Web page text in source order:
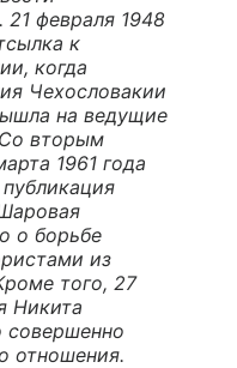
21 февраля 1948
к
когда
Чехословакии
на ведущие
вторым
1961 года
о борьбе
из
того, 27
Никита
совершенно
отношения.